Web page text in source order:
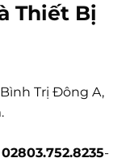
Thiết Bị
Trị Đông A,
02803.752.8235-